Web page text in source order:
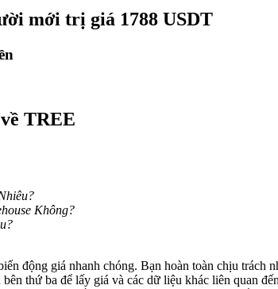
mới trị giá 1788 USDT
TREE
Không?
động giá nhanh chóng. Bạn hoàn toàn chịu
thứ ba để lấy giá và các dữ liệu khác liên quan